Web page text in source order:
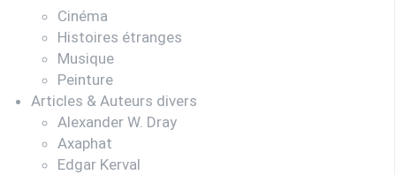
Cinéma
Histoires étranges
Musique
Peinture
Articles & Auteurs divers
Alexander W. Dray
Axaphat
Edgar Kerval